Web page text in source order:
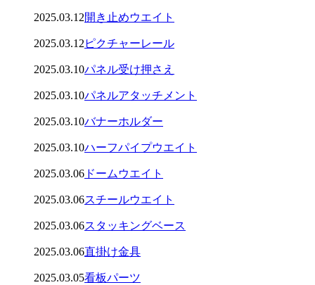
2025.03.12開き止めウエイト
2025.03.12 ピクチャーレール
2025.03.10パネル受け押さえ
2025.03.10パネルアタッチメント
2025.03.10バナーホルダー
2025.03.10ハーフパイプウエイト
2025.03.06 ドームウエイト
2025.03.06スチールウエイト
2025.03.06スタッキングベース
2025.03.06直掛け金具
2025.03.05看板パーツ